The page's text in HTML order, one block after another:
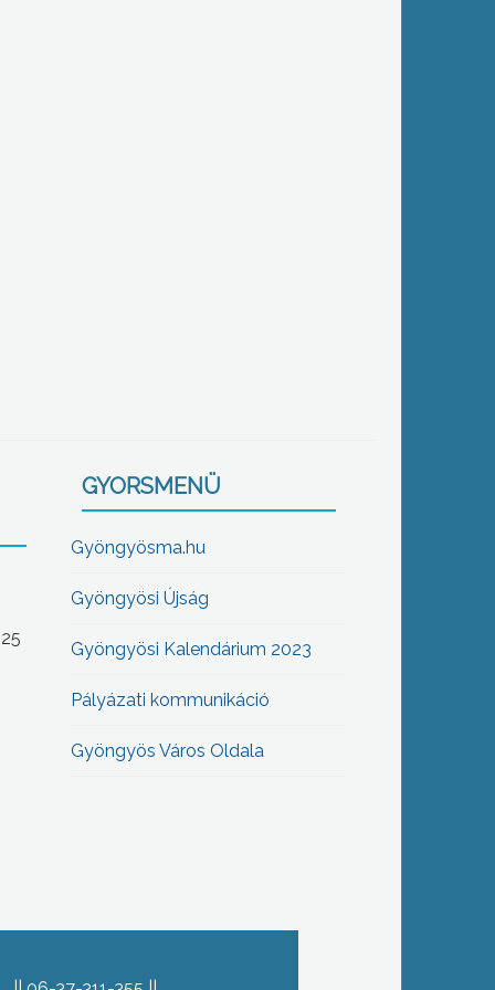
GYORSMENÜ
Gyöngyösma.hu
Gyöngyösi Újság
Gyöngyösi Kalendárium 2023
Pályázati kommunikáció
Gyöngyös Város Oldala